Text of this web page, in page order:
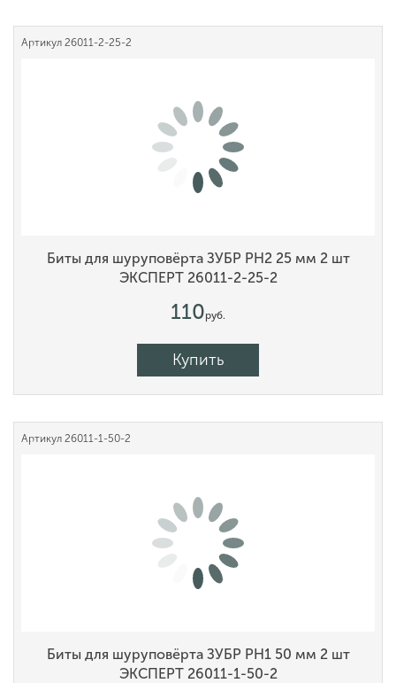
Артикул 26011-2-25-2
Биты для шуруповёрта ЗУБР PH2 25 мм 2 шт
ЭКСПЕРТ 26011-2-25-2
110руб.
Купить
Артикул 26011-1-50-2
Биты для шуруповёрта ЗУБР PH1 50 мм 2 шт
ЭКСПЕРТ 26011-1-50-2